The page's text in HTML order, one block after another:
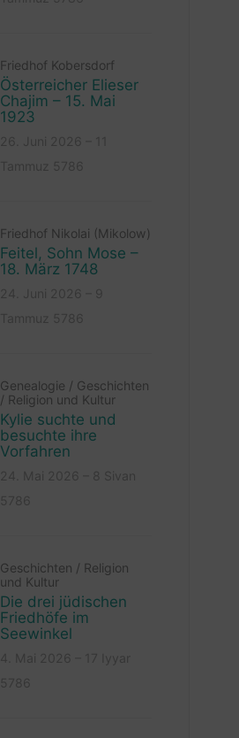
Friedhof Kobersdorf
Österreicher Elieser
Chajim – 15. Mai
1923
Friedhof Nikolai (Mikolow)
Feitel, Sohn Mose –
18. März 1748
Genealogie / Geschichten
/ Religion und Kultur
Kylie suchte und
besuchte ihre
Vorfahren
Geschichten / Religion
und Kultur
Die drei jüdischen
Friedhöfe im
Seewinkel